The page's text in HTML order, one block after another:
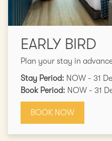
EARLY BIRD
Plan your stay in
Stay Period: NOW - 31
Book Period: NOW - 31
BOOK NOW